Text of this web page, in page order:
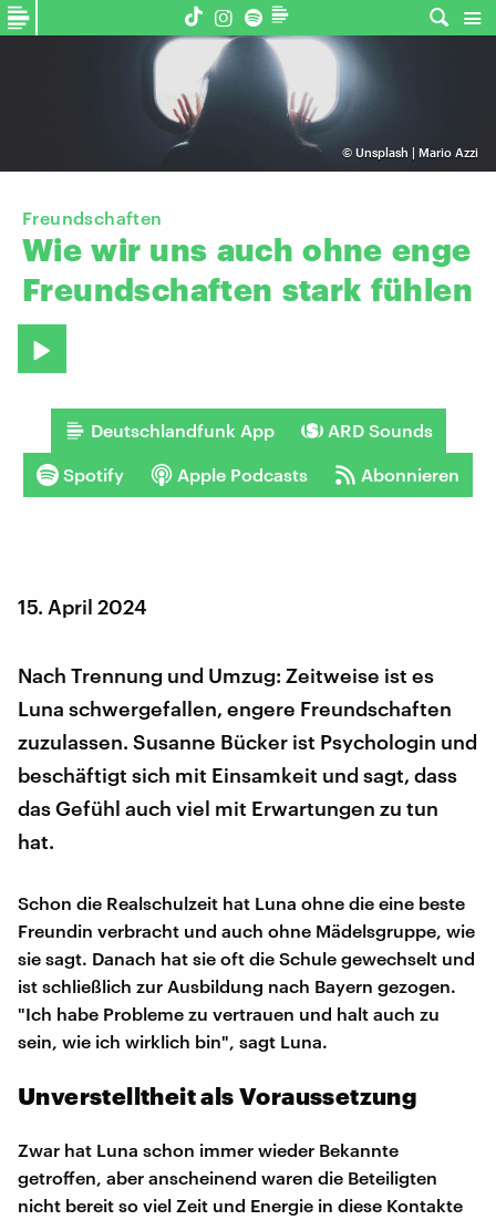
© Unsplash | Mario Azzi
Freundschaften
Wie wir uns auch ohne enge
Freundschaften stark fühlen
Deutschlandfunk App ARD Sounds
Spotify Apple Podcasts Abonnieren
15. April 2024
Nach Trennung und Umzug: Zeitweise ist es
Luna schwergefallen, engere Freundschaften
zuzulassen. Susanne Bücker ist Psychologin und
beschäftigt sich mit Einsamkeit und sagt, dass
das Gefühl auch viel mit Erwartungen zu tun
hat.
Schon die Realschulzeit hat Luna ohne die eine beste
Freundin verbracht und auch ohne Mädelsgruppe, wie
sie sagt. Danach hat sie oft die Schule gewechselt und
ist schließlich zur Ausbildung nach Bayern gezogen.
"Ich habe Probleme zu vertrauen und halt auch zu
sein, wie ich wirklich bin", sagt Luna.
Unverstelltheit als Voraussetzung
Zwar hat Luna schon immer wieder Bekannte
getroffen, aber anscheinend waren die Beteiligten
nicht bereit so viel Zeit und Energie in diese Kontakte